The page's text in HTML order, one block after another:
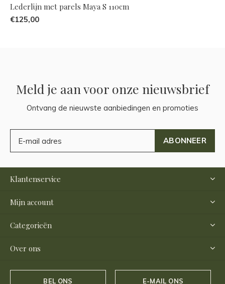
Lederlijn met parels Maya S 110cm
€125,00
Meld je aan voor onze nieuwsbrief
Ontvang de nieuwste aanbiedingen en promoties
ABONNEER
Klantenservice
Mijn account
Categorieën
Over ons
BEL ONS E-MAIL ONS